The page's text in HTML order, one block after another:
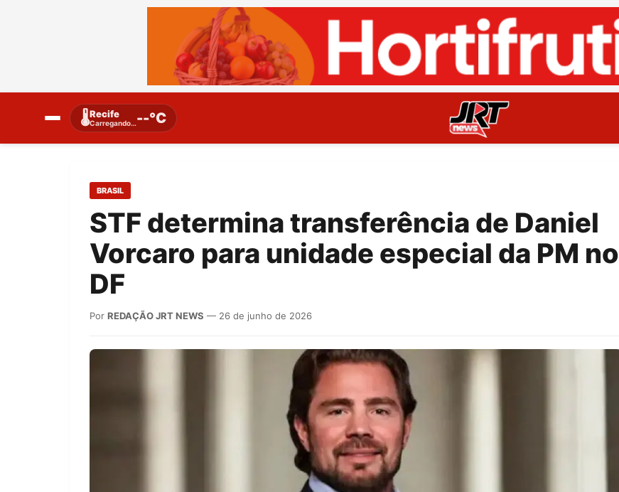
🌡️Recife
Carregando…--°C
BRASIL
STF determina transferência de Daniel
Vorcaro para unidade especial da PM no
DF
Por REDAÇÃO JRT NEWS — 26 de junho de 2026